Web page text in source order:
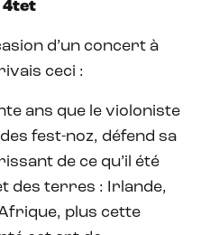
4tet
d’un concert à
ceci :
ans que le violoniste
fest-noz, défend sa
de ce qu’il été
des terres : Irlande,
plus cette